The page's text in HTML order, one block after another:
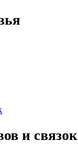
и связок